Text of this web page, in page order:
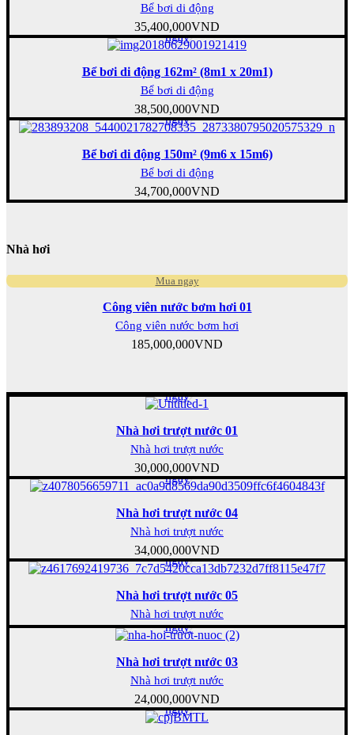
Bể bơi di động
35,400,000VND
Mua
ngay
Bể bơi di động 162m² (8m1 x 20m1)
Bể bơi di động
38,500,000VND
Mua
ngay
Bể bơi di động 150m² (9m6 x 15m6)
Bể bơi di động
34,700,000VND
Nhà hơi
Mua ngay
Công viên nước bơm hơi 01
Công viên nước bơm hơi
185,000,000VND
ngay
Nhà hơi trượt nước 01
Nhà hơi trượt nước
30,000,000VND
Mua
ngay
Nhà hơi trượt nước 04
Nhà hơi trượt nước
34,000,000VND
Mua
ngay
Nhà hơi trượt nước 05
Nhà hơi trượt nước
Mua
ngay
Nhà hơi trượt nước 03
Nhà hơi trượt nước
24,000,000VND
Mua
ngay